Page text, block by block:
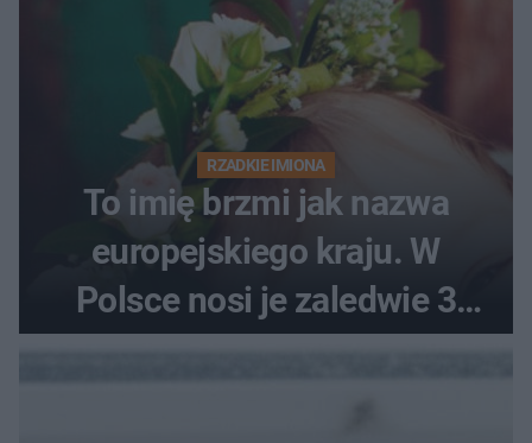
RZADKIE IMIONA
To imię brzmi jak nazwa
europejskiego kraju. W
Polsce nosi je zaledwie 3
kobiety